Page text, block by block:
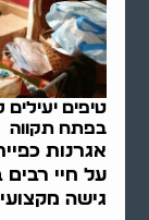
טיפים
בפתח תקווה
אגרנות
על חיי רבים
גישה